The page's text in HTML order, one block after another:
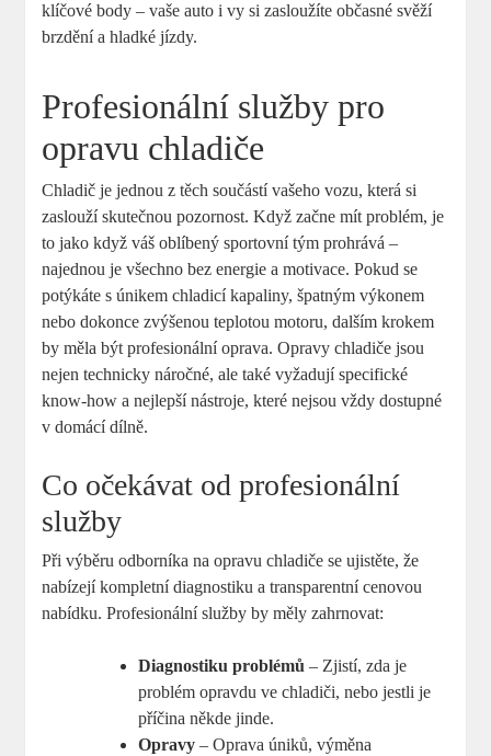
klíčové body – vaše auto i vy si zasloužíte občasné svěží
brzdění a hladké jízdy.
Profesionální služby pro
opravu chladiče
Chladič je jednou z těch součástí vašeho vozu, která si
zaslouží skutečnou pozornost. Když začne mít problém, je
to jako když váš oblíbený sportovní tým prohrává –
najednou je všechno bez energie a motivace. Pokud se
potýkáte s únikem chladicí kapaliny, špatným výkonem
nebo dokonce zvýšenou teplotou motoru, dalším krokem
by měla být profesionální oprava. Opravy chladiče jsou
nejen technicky náročné, ale také vyžadují specifické
know-how a nejlepší nástroje, které nejsou vždy dostupné
v domácí dílně.
Co očekávat od profesionální
služby
Při výběru odborníka na opravu chladiče se ujistěte, že
nabízejí kompletní diagnostiku a transparentní cenovou
nabídku. Profesionální služby by měly zahrnovat:
Diagnostiku problémů – Zjistí, zda je
problém opravdu ve chladiči, nebo jestli je
příčina někde jinde.
Opravy – Oprava úniků, výměna